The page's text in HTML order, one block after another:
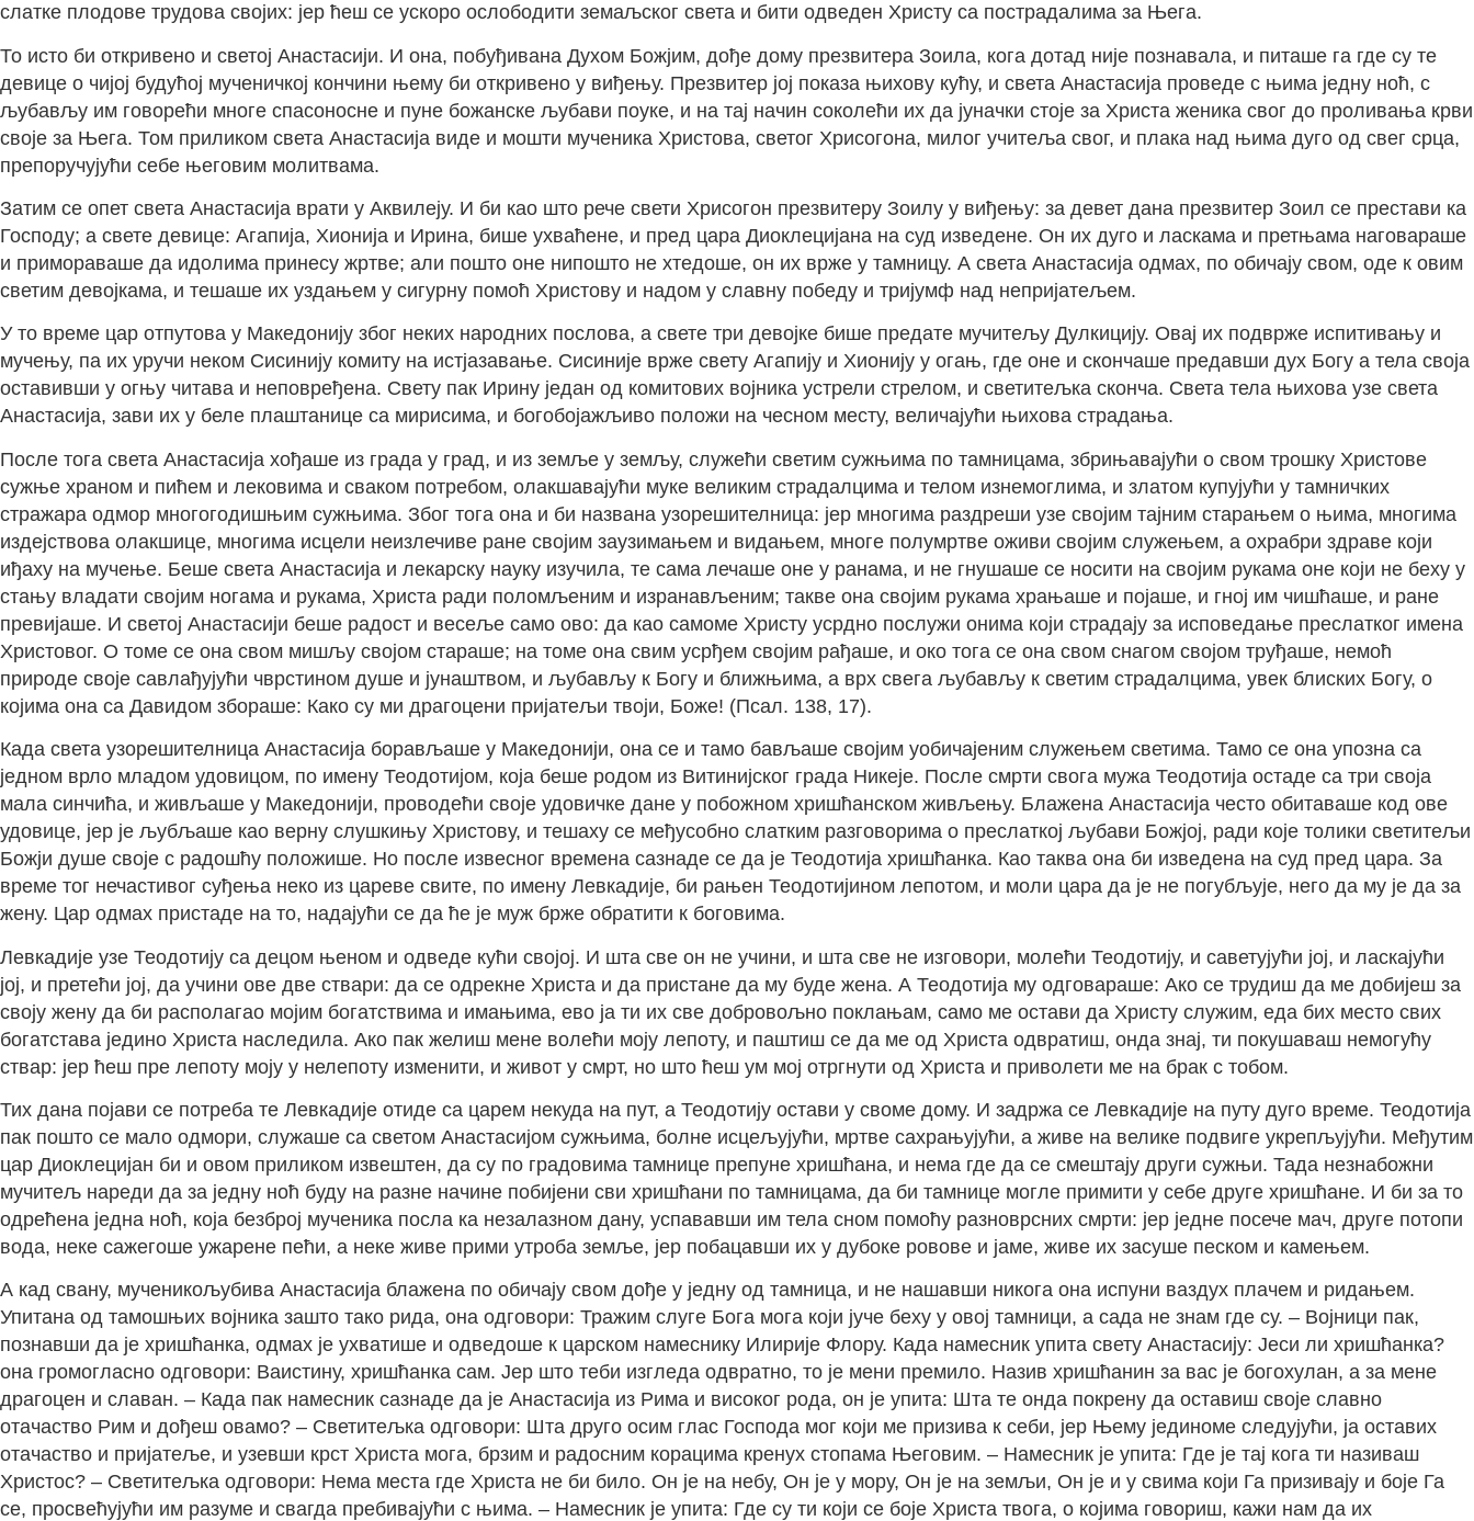
слатке плодове трудова својих: јер ћеш се ускоро ослободити земаљског света и бити одведен Христу са пострадалима за Њега.
То исто би откривено и светој Анастасији. И она, побуђивана Духом Божјим, дође дому презвитера Зоила, кога дотад није познавала, и питаше га где су те
девице о чијој будућој мученичкој кончини њему би откривено у виђењу. Презвитер јој показа њихову кућу, и света Анастасија проведе с њима једну ноћ, с
љубављу им говорећи многе спасоносне и пуне божанске љубави поуке, и на тај начин соколећи их да јуначки стоје за Христа женика свог до проливања крви
своје за Њега. Том приликом света Анастасија виде и мошти мученика Христова, светог Хрисогона, милог учитеља свог, и плака над њима дуго од свег срца,
препоручујући себе његовим молитвама.
Затим се опет света Анастасија врати у Аквилеју. И би као што рече свети Хрисогон презвитеру Зоилу у виђењу: за девет дана презвитер Зоил се престави ка
Господу; а свете девице: Агапија, Хионија и Ирина, бише ухваћене, и пред цара Диоклецијана на суд изведене. Он их дуго и ласкама и претњама наговараше
и примораваше да идолима принесу жртве; али пошто оне нипошто не хтедоше, он их врже у тамницу. А света Анастасија одмах, по обичају свом, оде к овим
светим девојкама, и тешаше их уздањем у сигурну помоћ Христову и надом у славну победу и тријумф над непријатељем.
У то време цар отпутова у Македонију због неких народних послова, а свете три девојке бише предате мучитељу Дулкицију. Овај их подврже испитивању и
мучењу, па их уручи неком Сисинију комиту на истјазавање. Сисиније врже свету Агапију и Хионију у огањ, где оне и скончаше предавши дух Богу а тела своја
оставивши у огњу читава и неповређена. Свету пак Ирину један од комитових војника устрели стрелом, и светитељка сконча. Света тела њихова узе света
Анастасија, зави их у беле плаштанице са мирисима, и богобојажљиво положи на чесном месту, величајући њихова страдања.
После тога света Анастасија хођаше из града у град, и из земље у земљу, служећи светим сужњима по тамницама, збрињавајући о свом трошку Христове
сужње храном и пићем и лековима и сваком потребом, олакшавајући муке великим страдалцима и телом изнемоглима, и златом купујући у тамничких
стражара одмор многогодишњим сужњима. Због тога она и би названа узорешителница: јер многима раздреши узе својим тајним старањем о њима, многима
издејствова олакшице, многима исцели неизлечиве ране својим заузимањем и видањем, многе полумртве оживи својим служењем, а охрабри здраве који
иђаху на мучење. Беше света Анастасија и лекарску науку изучила, те сама лечаше оне у ранама, и не гнушаше се носити на својим рукама оне који не беху у
стању владати својим ногама и рукама, Христа ради поломљеним и изранављеним; такве она својим рукама храњаше и појаше, и гној им чишћаше, и ране
превијаше. И светој Анастасији беше радост и весеље само ово: да као самоме Христу усрдно послужи онима који страдају за исповедање преслатког имена
Христовог. О томе се она свом мишљу својом стараше; на томе она свим усрђем својим рађаше, и око тога се она свом снагом својом труђаше, немоћ
природе своје савлађујући чврстином душе и јунаштвом, и љубављу к Богу и ближњима, а врх свега љубављу к светим страдалцима, увек блиских Богу, о
којима она са Давидом збораше: Како су ми драгоцени пријатељи твоји, Боже! (Псал. 138, 17).
Када света узорешителница Анастасија борављаше у Македонији, она се и тамо бављаше својим уобичајеним служењем светима. Тамо се она упозна са
једном врло младом удовицом, по имену Теодотијом, која беше родом из Витинијског града Никеје. После смрти свога мужа Теодотија остаде са три своја
мала синчића, и живљаше у Македонији, проводећи своје удовичке дане у побожном хришћанском живљењу. Блажена Анастасија често обитаваше код ове
удовице, јер је љубљаше као верну слушкињу Христову, и тешаху се међусобно слатким разговорима о преслаткој љубави Божјој, ради које толики светитељи
Божји душе своје с радошћу положише. Но после извесног времена сазнаде се да је Теодотија хришћанка. Као таква она би изведена на суд пред цара. За
време тог нечастивог суђења неко из цареве свите, по имену Левкадије, би рањен Теодотијином лепотом, и моли цара да је не погубљује, него да му је да за
жену. Цар одмах пристаде на то, надајући се да ће је муж брже обратити к боговима.
Левкадије узе Теодотију са децом њеном и одведе кући својој. И шта све он не учини, и шта све не изговори, молећи Теодотију, и саветујући јој, и ласкајући
јој, и претећи јој, да учини ове две ствари: да се одрекне Христа и да пристане да му буде жена. А Теодотија му одговараше: Ако се трудиш да ме добијеш за
своју жену да би располагао мојим богатствима и имањима, ево ја ти их све добровољно поклањам, само ме остави да Христу служим, еда бих место свих
богатстава једино Христа наследила. Ако пак желиш мене волећи моју лепоту, и паштиш се да ме од Христа одвратиш, онда знај, ти покушаваш немогућу
ствар: јер ћеш пре лепоту моју у нелепоту изменити, и живот у смрт, но што ћеш ум мој отргнути од Христа и приволети ме на брак с тобом.
Тих дана појави се потреба те Левкадије отиде са царем некуда на пут, а Теодотију остави у своме дому. И задржа се Левкадије на путу дуго време. Теодотија
пак пошто се мало одмори, служаше са светом Анастасијом сужњима, болне исцељујући, мртве сахрањујући, а живе на велике подвиге укрепљујући. Међутим
цар Диоклецијан би и овом приликом извештен, да су по градовима тамнице препуне хришћана, и нема где да се смештају други сужњи. Тада незнабожни
мучитељ нареди да за једну ноћ буду на разне начине побијени сви хришћани по тамницама, да би тамнице могле примити у себе друге хришћане. И би за то
одрећена једна ноћ, која безброј мученика посла ка незалазном дану, успававши им тела сном помоћу разноврсних смрти: јер једне посече мач, друге потопи
вода, неке сажегоше ужарене пећи, а неке живе прими утроба земље, јер побацавши их у дубоке ровове и јаме, живе их засуше песком и камењем.
А кад свану, мученикољубива Анастасија блажена по обичају свом дође у једну од тамница, и не нашавши никога она испуни ваздух плачем и ридањем.
Упитана од тамошњих војника зашто тако рида, она одговори: Тражим слуге Бога мога који јуче беху у овој тамници, а сада не знам где су. – Војници пак,
познавши да је хришћанка, одмах је ухватише и одведоше к царском намеснику Илирије Флору. Када намесник упита свету Анастасију: Јеси ли хришћанка?
она громогласно одговори: Ваистину, хришћанка сам. Јер што теби изгледа одвратно, то је мени премило. Назив хришћанин за вас је богохулан, а за мене
драгоцен и славан. – Када пак намесник сазнаде да је Анастасија из Рима и високог рода, он је упита: Шта те онда покрену да оставиш своје славно
отачаство Рим и дођеш овамо? – Светитељка одговори: Шта друго осим глас Господа мог који ме призива к себи, јер Њему јединоме следујући, ја оставих
отачаство и пријатеље, и узевши крст Христа мога, брзим и радосним корацима кренух стопама Његовим. – Намесник је упита: Где је тај кога ти називаш
Христос? – Светитељка одговори: Нема места где Христа не би било. Он је на небу, Он је у мору, Он је на земљи, Он је и у свима који Га призивају и боје Га
се, просвећујући им разуме и свагда пребивајући с њима. – Намесник је упита: Где су ти који се боје Христа твога, о којима говориш, кажи нам да их